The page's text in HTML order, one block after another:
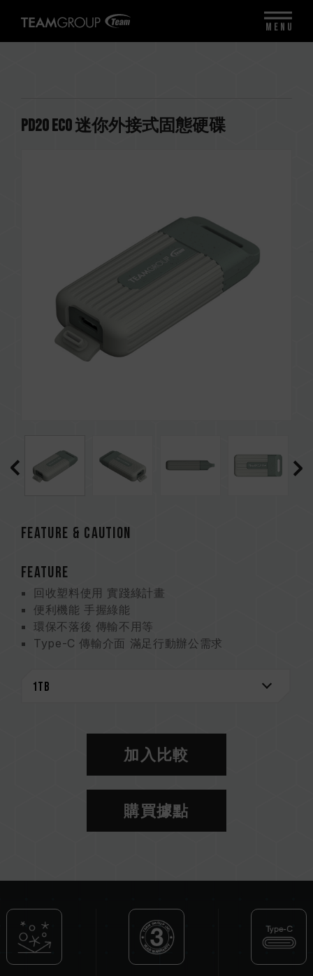
PD20 ECO 迷你外接式固態硬碟
FEATURE & CAUTION
FEATURE
回收塑料使用 實踐綠計畫
便利機能 手握綠能
環保不落後 傳輸不用等
Type-C 傳輸介面 滿足行動辦公需求
IP54 防護認證
加入比較
購買據點
MENU